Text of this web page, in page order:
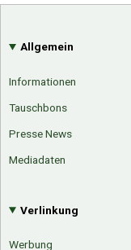
Allgemein
Informationen
Tauschbons
Presse News
Mediadaten
Verlinkung
Werbung